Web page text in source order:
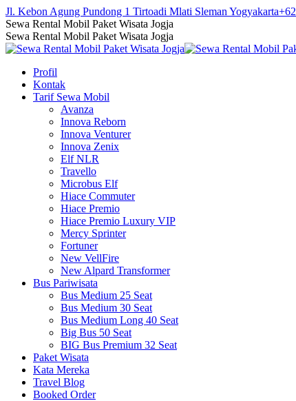
Skip
to
content
Jl. Kebon Agung Pundong 1 Tirtoadi Mlati Sleman Yogyakarta
Facebook
page
opens
new
window
Twitter
page
opens
new
window
Instagram
page
opens
new
window
YouTube
page
opens
new
window
Sewa Rental Mobil Paket Wisata Jogja
Sewa Rental Mobil Paket Wisata Jogja
Profil
Kontak
Tarif Sewa Mobil
Avanza
Innova Reborn
Innova Venturer
Innova Zenix
Elf NLR
Travello
Microbus Elf
Hiace Commuter
Hiace Premio
Hiace Premio Luxury VIP
Mercy Sprinter
Fortuner
New VellFire
New Alpard Transformer
Bus Pariwisata
Bus Medium 25 Seat
Bus Medium 30 Seat
Bus Medium Long 40 Seat
Big Bus 50 Seat
BIG Bus Premium 32 Seat
Paket Wisata
Kata Mereka
Travel Blog
Booked Order